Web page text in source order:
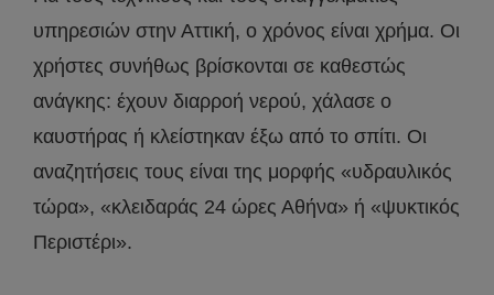
υπηρεσιών στην Αττική, ο χρόνος είναι χρήμα. Οι
χρήστες συνήθως βρίσκονται σε καθεστώς
ανάγκης: έχουν διαρροή νερού, χάλασε ο
καυστήρας ή κλείστηκαν έξω από το σπίτι. Οι
αναζητήσεις τους είναι της μορφής «υδραυλικός
τώρα», «κλειδαράς 24 ώρες Αθήνα» ή «ψυκτικός
Περιστέρι».